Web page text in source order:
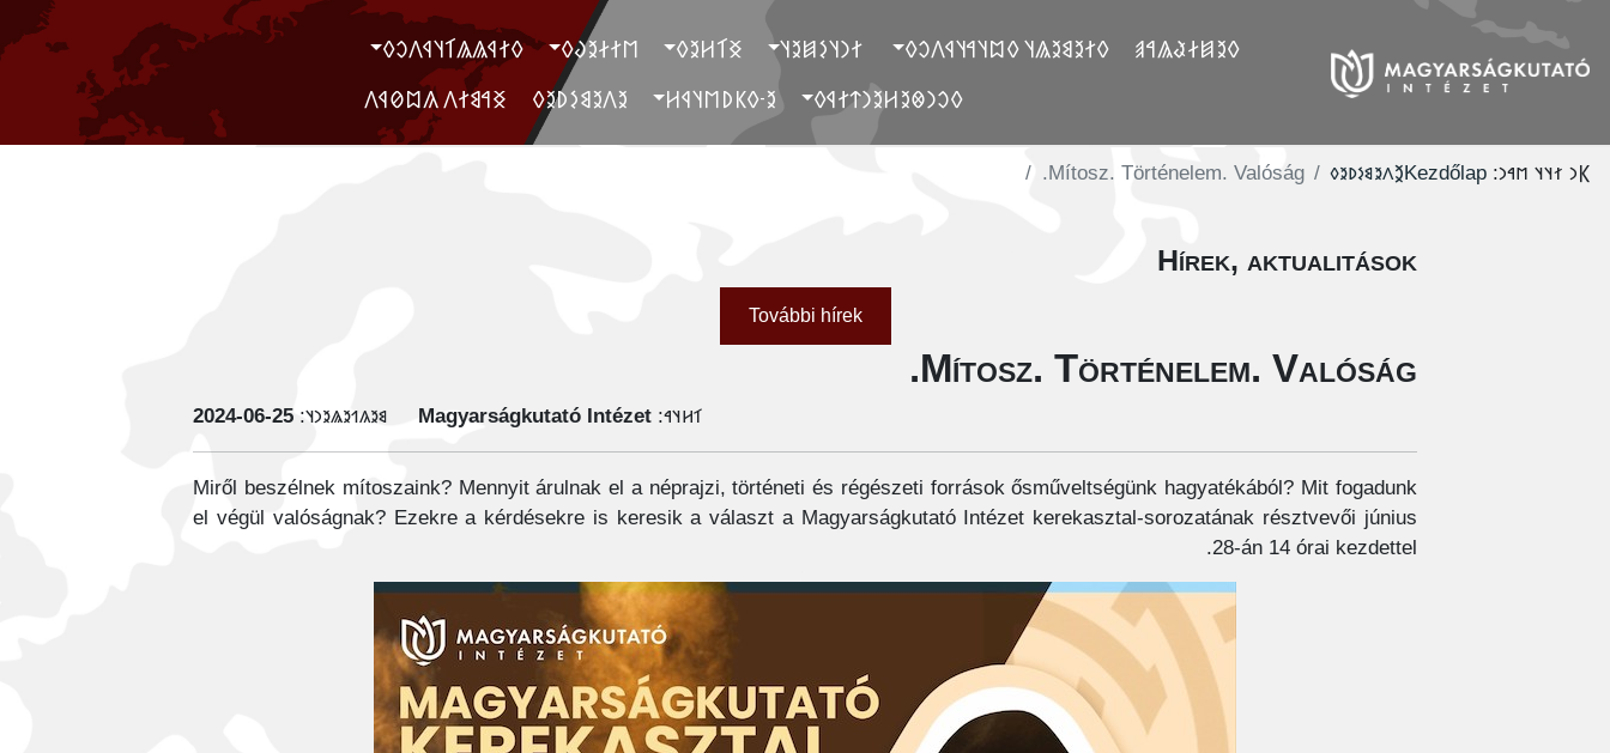
𐲓𐲉𐲯𐲇𐲟𐲖𐲀𐲠
‮ 𐲓𐲐𐲉𐲘𐲉𐲖𐲦 𐲓𐲪𐲦𐲀𐲦𐲁𐲤𐲛𐲓
‮ 𐲐𐲙𐲦𐲋𐲯𐲉𐲦
‮𐲏𐲑𐲢𐲉𐲓
‮𐲮𐲐𐲇𐲉𐲜𐲓
‮𐲓𐲐𐲁𐲖𐲖𐲑𐲦𐲁𐲤𐲛𐲓
‮𐲓𐲛𐲙𐲌𐲉𐲢𐲉𐲙𐲄𐲐𐲁𐲓
‮𐲉-𐲓𐲞𐲚𐲮𐲦𐲁𐲢
‮𐲉𐲤𐲉𐲘𐲋𐲚𐲉𐲓
‮ ‮𐲏𐲀𐲘𐲐𐲤 𐲍𐲪𐲗𐲁𐲤
𐲞𐳙 𐳐𐳦𐳦 𐳮𐳀𐳙:
Kezdőlap
‮𐲉𐳤𐳉𐳘𐳋𐳚𐳉𐳓
Mítosz. Történelem. Valóság.
Hírek, aktualitások
További hírek
Mítosz. Történelem. Valóság.
𐳑𐳢𐳦𐳀:
Magyarságkutató Intézet
𐳘𐳉𐳍𐳒𐳉𐳖𐳉𐳙𐳦:
‭2024-06-25
Miről beszélnek mítoszaink? Mennyit árulnak el a néprajzi, történeti és régészeti források ősműveltségünk hagyatékából? Mit fogadunk
el végül valóságnak? Ezekre a kérdésekre is keresik a választ a Magyarságkutató Intézet kerekasztal-sorozatának résztvevői június
28-án 14 órai kezdettel.